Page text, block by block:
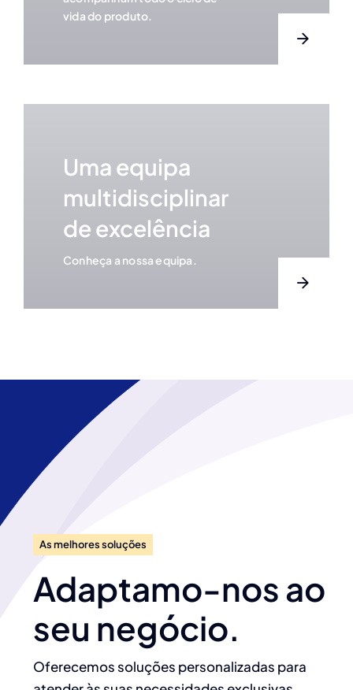
vida do produto.
Uma equipa
multidisciplinar
de excelência
Conheça a nossa equipa.
As melhores soluções
Adaptamo-nos ao
seu negócio.
Oferecemos soluções personalizadas para